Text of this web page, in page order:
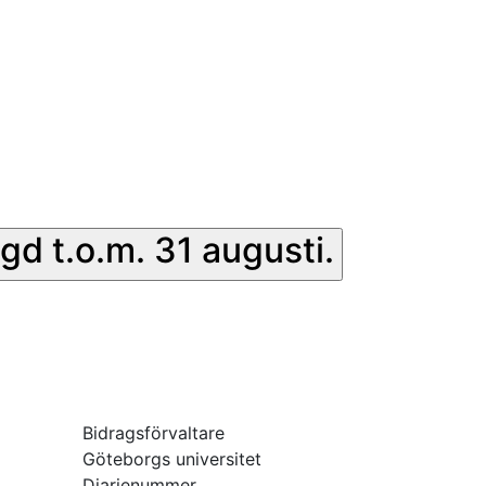
t.o.m. 31 augusti.
Bidragsförvaltare
Göteborgs universitet